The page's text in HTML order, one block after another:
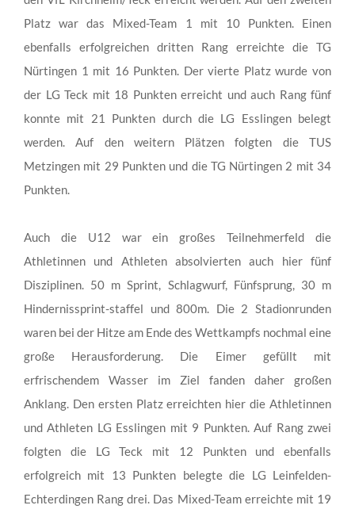
Platz war das Mixed-Team 1 mit 10 Punkten. Einen
ebenfalls erfolgreichen dritten Rang erreichte die TG
Nürtingen 1 mit 16 Punkten. Der vierte Platz wurde von
der LG Teck mit 18 Punkten erreicht und auch Rang fünf
konnte mit 21 Punkten durch die LG Esslingen belegt
werden. Auf den weitern Plätzen folgten die TUS
Metzingen mit 29 Punkten und die TG Nürtingen 2 mit 34
Punkten.
Auch die U12 war ein großes Teilnehmerfeld die
Athletinnen und Athleten absolvierten auch hier fünf
Disziplinen. 50 m Sprint, Schlagwurf, Fünfsprung, 30 m
Hindernissprint-staffel und 800m. Die 2 Stadionrunden
waren bei der Hitze am Ende des Wettkampfs nochmal eine
große Herausforderung. Die Eimer gefüllt mit
erfrischendem Wasser im Ziel fanden daher großen
Anklang. Den ersten Platz erreichten hier die Athletinnen
und Athleten LG Esslingen mit 9 Punkten. Auf Rang zwei
folgten die LG Teck mit 12 Punkten und ebenfalls
erfolgreich mit 13 Punkten belegte die LG Leinfelden-
Echterdingen Rang drei. Das Mixed-Team erreichte mit 19